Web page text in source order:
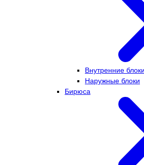
Внутренние блоки
Наружные блоки
Бирюса